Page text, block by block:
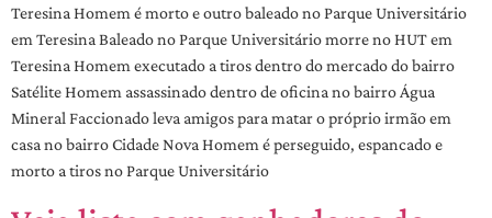
Teresina Homem é morto e outro baleado no Parque Universitário
em Teresina Baleado no Parque Universitário morre no HUT em
Teresina Homem executado a tiros dentro do mercado do bairro
Satélite Homem assassinado dentro de oficina no bairro Água
Mineral Faccionado leva amigos para matar o próprio irmão em
casa no bairro Cidade Nova Homem é perseguido, espancado e
morto a tiros no Parque Universitário